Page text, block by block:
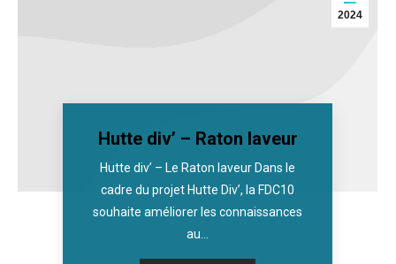
2024
Hutte div’ – Raton laveur
Hutte div’ – Le Raton laveur Dans le
cadre du projet Hutte Div’, la FDC10
souhaite améliorer les connaissances
au…